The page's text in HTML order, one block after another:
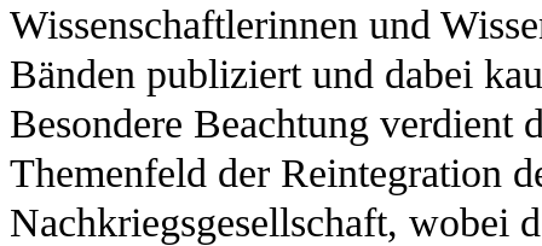
Wissenschaftlerinnen und
Bänden publiziert und dabei
Besondere Beachtung verdient
Themenfeld der Reintegration
Nachkriegsgesellschaft, wobei